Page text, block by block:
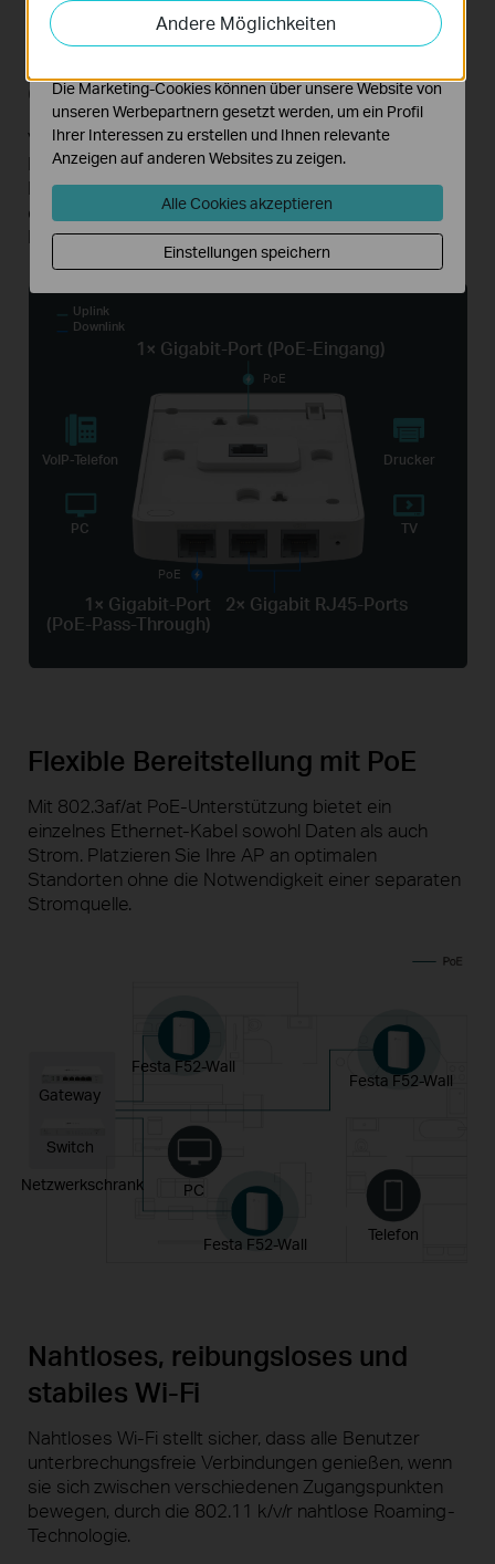
Gigabit Verkabelte Leistung
Vier Gigabit-Ethernet-Ports bieten vollständige
Konnektivität im gesamten Netzwerk für
HochgeschwindigkeitsÜbertragungen und
ermöglichen es Ihnen,mehrere Geräte mit Ihrem
Netzwerk zu verbinden.
1× Gigabit-Port (PoE-Eingang)
1× Gigabit-Port
(PoE-Pass-Through)
2× Gigabit RJ45-Ports
VoIP-Telefon
PC
Drucker
TV
Uplink
Downlink
PoE
PoE
Flexible Bereitstellung mit PoE
Mit 802.3af/at PoE-Unterstützung bietet ein
einzelnes Ethernet-Kabel sowohl Daten als auch
Strom. Platzieren Sie Ihre AP an optimalen
Standorten ohne die Notwendigkeit einer separaten
Stromquelle.
Gateway
Switch
Netzwerkschrank
Festa F52-Wall
Festa F52-Wall
Festa F52-Wall
PC
Telefon
Nahtloses, reibungsloses und
stabilesWi-Fi
Nahtloses Wi-Fi stellt sicher, dass alle Benutzer
unterbrechungsfreie Verbindungen genießen, wenn
sie sich zwischen verschiedenen Zugangspunkten
bewegen, durch die 802.11 k/v/r nahtlose Roaming-
Technologie.
Andere Möglichkeiten
auf unserer Website zu analysieren, um die
Funktionsweise unserer Website zu verbessern und
Die Marketing-Cookies können über unsere Website von
unseren Werbepartnern gesetzt werden, um ein Profil
Ihrer Interessen zu erstellen und Ihnen relevante
Anzeigen auf anderen Websites zu zeigen.
Alle Cookies akzeptieren
Einstellungen speichern